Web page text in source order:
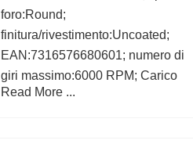
foro:Round;
finitura/rivestimento:Uncoated;
EAN:7316576680601; numero di
giri massimo:6000 RPM; Carico
dinamico di base C:91.3 kN; URL
Read More ...